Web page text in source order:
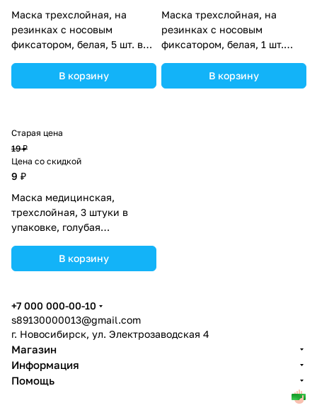
Маска трехслойная, на
резинках с носовым
фиксатором, белая, 5 шт. в
В корзину
Маска трехслойная, на
резинках с носовым
фиксатором, белая, 1 шт.
В корзину
Старая цена
19 ₽
Цена со скидкой
9 ₽
Маска медицинская,
трехслойная, 3 штуки в
упаковке, голубая
В корзину
+7 000 000-00-10
s89130000013@gmail.com
г. Новосибирск, ул. Электрозаводская 4
Магазин
Информация
Помощь